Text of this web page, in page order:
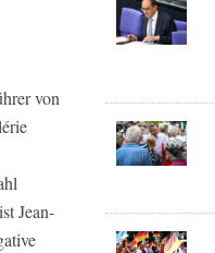
von
Jean-